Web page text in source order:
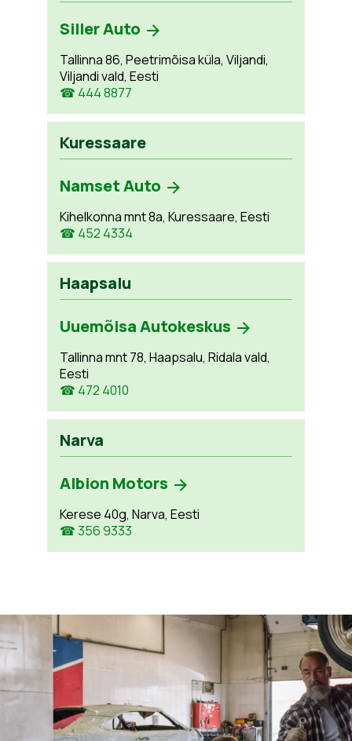
Siller Auto
Tallinna 86, Peetrimõisa küla, Viljandi,
Viljandi vald, Eesti
☎ 444 8877
Kuressaare
Namset Auto
Kihelkonna mnt 8a, Kuressaare, Eesti
☎ 452 4334
Haapsalu
Uuemõisa Autokeskus
Tallinna mnt 78, Haapsalu, Ridala vald,
Eesti
☎ 472 4010
Narva
Albion Motors
Kerese 40g, Narva, Eesti
☎ 356 9333